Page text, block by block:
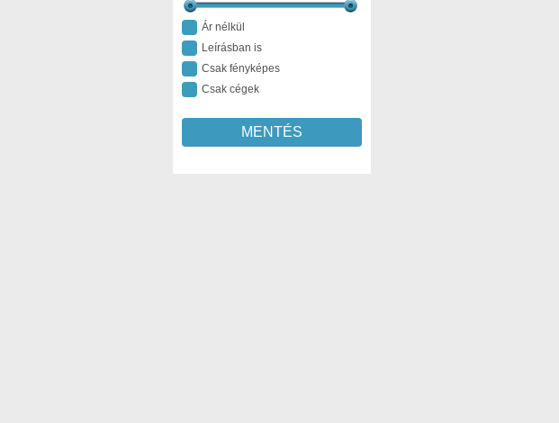
Ár nélkül
Leírásban is
Csak fényképes
Csak cégek
MENTÉS